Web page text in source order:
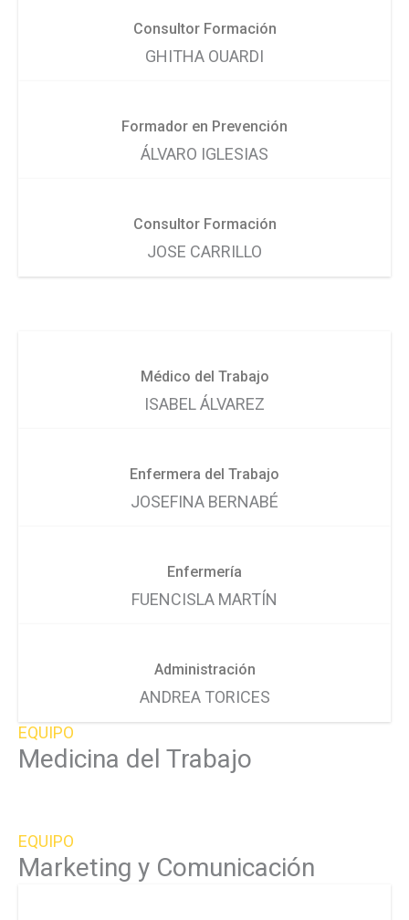
Consultor Formación
GHITHA OUARDI
Formador en Prevención
ÁLVARO IGLESIAS
Consultor Formación
JOSE CARRILLO
EQUIPO
Medicina del Trabajo
Médico del Trabajo
ISABEL ÁLVAREZ
Enfermera del Trabajo
JOSEFINA BERNABÉ
Enfermería
FUENCISLA MARTÍN
Administración
ANDREA TORICES
EQUIPO
Marketing y Comunicación